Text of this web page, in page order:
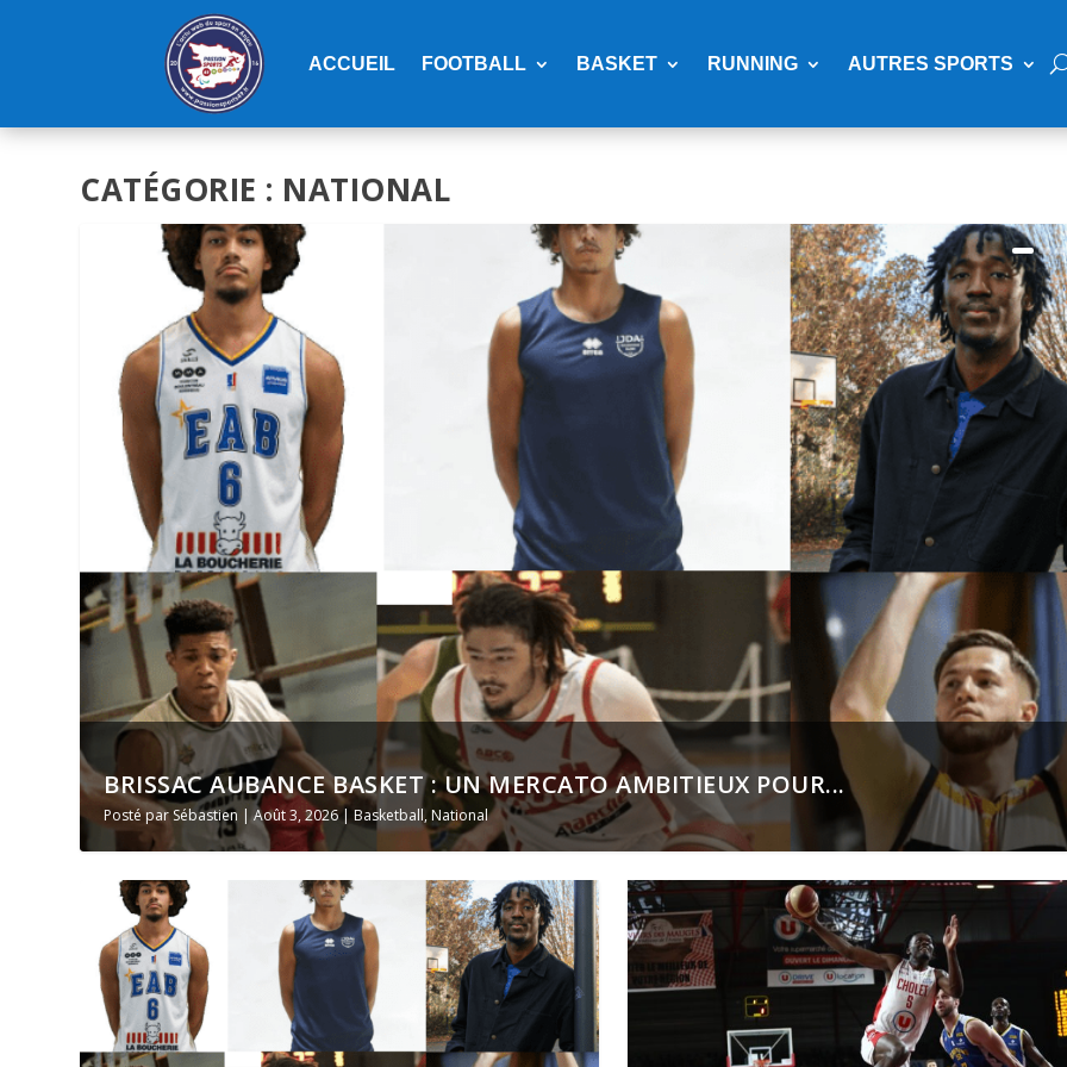
ACCUEIL FOOTBALL BASKET RUNNING AUTRES SPORTS
CATÉGORIE : NATIONAL
BRISSAC AUBANCE BASKET : UN MERCATO AMBITIEUX POUR...
Posté parSébastien |Août 3, 2026 | Basketball,National